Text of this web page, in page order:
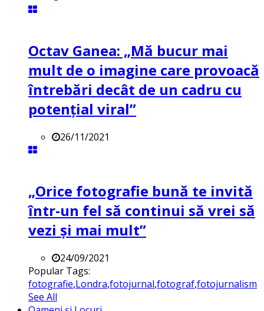
Octav Ganea: „Mă bucur mai
mult de o imagine care provoacă
întrebări decât de un cadru cu
potenţial viral”
26/11/2021
„Orice fotografie bună te invită
într-un fel să continui să vrei să
vezi și mai mult”
24/09/2021
Popular Tags:
fotografie,Londra,fotojurnal,fotograf,fotojurnalism
See All